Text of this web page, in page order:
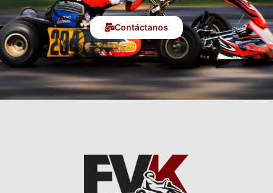
Contáctanos